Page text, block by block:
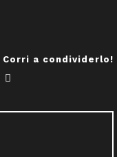
a condividerlo!